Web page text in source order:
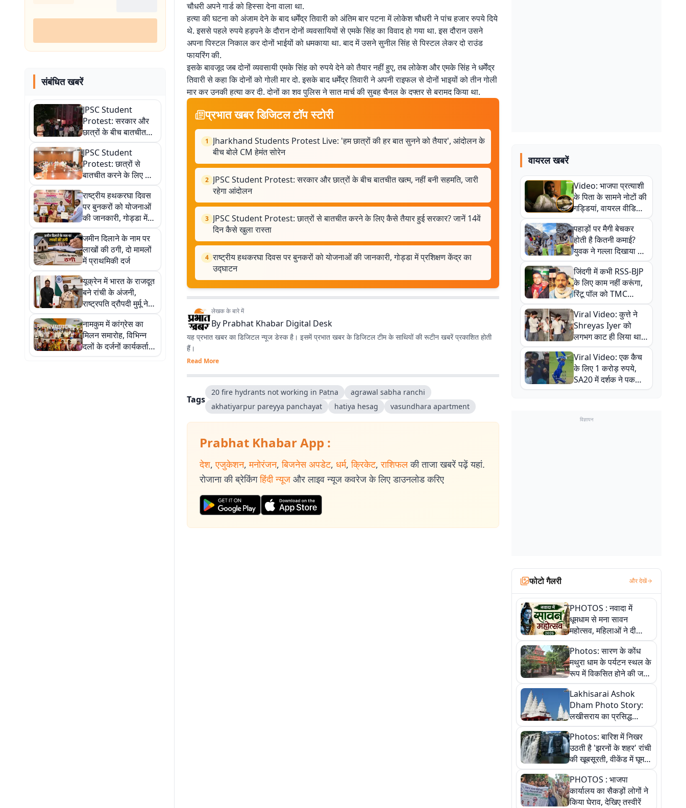
संबंधित खबरें
JPSC Student
Protest: सरकार और
छात्रों के बीच बातचीत
खत्म, नहीं बनी सहमति,
जारी रहेगा आंदोलन
JPSC Student
Protest: छात्रों से
बातचीत करने के लिए कैसे
तैयार हुई सरकार? जानें
14वें दिन कैसे खुला रास्ता
राष्ट्रीय हथकरघा दिवस
पर बुनकरों को योजनाओं
की जानकारी, गोड्डा में
प्रशिक्षण केंद्र का
उद्घाटन
जमीन दिलाने के नाम पर
लाखों की ठगी, दो मामलों
में प्राथमिकी दर्ज
यूक्रेन में भारत के राजदूत
बने रांची के अंजनी,
राष्ट्रपति द्रौपदी मुर्मू ने
सौंपा नियुक्ति पत्र
नामकुम में कांग्रेस का
मिलन समारोह, विभिन्न
दलों के दर्जनों कार्यकर्ता
पार्टी में शामिल
चौधरी अपने गार्ड को हिस्सा देना वाला था.
हत्या की घटना को अंजाम देने के बाद धर्मेंद्र तिवारी को अंतिम बार पटना में लोकेश चौधरी ने पांच हजार रुपये दिये
थे. इससे पहले रुपये हड़पने के दौरान दोनों व्यवसायियों से एमके सिंह का विवाद हाे गया था. इस दौरान उसने
अपना पिस्टल निकाल कर दोनों भाईयों को धमकाया था. बाद में उसने सुनील सिंह से पिस्टल लेकर दो राउंड
फायरिंग की.
इसके बावजूद जब दोनों व्यवसायी एमके सिंह को रुपये देने को तैयार नहीं हुए, तब लोकेश और एमके सिंह ने धर्मेंद्र
तिवारी से कहा कि दोनों को गोली मार दो. इसके बाद धर्मेंद्र तिवारी ने अपनी राइफल से दोनों भाइयों को तीन गोली
मार कर उनकी हत्या कर दी. दोनों का शव पुलिस ने सात मार्च की सुबह चैनल के दफ्तर से बरामद किया था.
प्रभात खबर डिजिटल टॉप स्टोरी
1
Jharkhand Students Protest Live: 'हम छात्रों की हर बात सुनने को तैयार', आंदोलन के
बीच बोले CM हेमंत सोरेन
2 JPSC Student Protest: सरकार और छात्रों के बीच बातचीत खत्म, नहीं बनी सहमति, जारी
रहेगा आंदोलन
3 JPSC Student Protest: छात्रों से बातचीत करने के लिए कैसे तैयार हुई सरकार? जानें 14वें
दिन कैसे खुला रास्ता
4 राष्ट्रीय हथकरघा दिवस पर बुनकरों को योजनाओं की जानकारी, गोड्डा में प्रशिक्षण केंद्र का
उद्घाटन
लेखक के बारे में
By Prabhat Khabar Digital Desk
यह प्रभात खबर का डिजिटल न्यूज डेस्क है। इसमें प्रभात खबर के डिजिटल टीम के साथियों की रूटीन खबरें प्रकाशित होती
हैं।
Read More
Tags
20 fire hydrants not working in Patna
agrawal sabha ranchi
akhatiyarpur pareyya panchayat
hatiya hesag vasundhara apartment
Prabhat Khabar App :
देश, एजुकेशन, मनोरंजन, बिजनेस अपडेट, धर्म, क्रिकेट, राशिफल की ताजा खबरें पढ़ें यहां.
रोजाना की ब्रेकिंग हिंदी न्यूज और लाइव न्यूज कवरेज के लिए डाउनलोड करिए
वायरल खबरें
Video: भाजपा प्रत्याशी
के पिता के सामने नोटों की
गड्डियां, वायरल वीडियो
से राजनीति में उबाल,
अजित महतो बोले- TMC
की गंदी चाल
पहाड़ों पर मैगी बेचकर
होती है कितनी कमाई?
युवक ने गल्ला दिखाया तो
नौकरी वालों के खड़े हो गए
कान
जिंदगी में कभी RSS-BJP
के लिए काम नहीं करूंगा,
रिंटू पॉल को TMC
ऑफिस में ले जाकर पीटा,
Video वायरल
Viral Video: कुत्ते ने
Shreyas Iyer को
लगभग काट ही लिया था,
न्यूजीलैंड सीरीज से पहले
बाल-बाल बचे
Viral Video: एक कैच
के लिए 1 करोड़ रुपये,
SA20 में दर्शक ने पकड़ा
एक हाथ से गजब का कैच
विज्ञापन
फोटो गैलरी और देखें
PHOTOS : नवादा में
धूमधाम से मना सावन
महोत्सव, महिलाओं ने दी
सांस्कृतिक प्रस्तुतियां
Photos: सारण के कोंध
मथुरा धाम के पर्यटन स्थल के
रूप में विकसित होने की जगी
आस, 9 तस्वीरों में देखें पूरी
कहानी
Lakhisarai Ashok
Dham Photo Story:
लखीसराय का प्रसिद्ध
अशोक धाम—आस्था,
श्रृंगार, अनुष्ठान और
अलौकिक संध्या आरती के
विहंगम दृश्य
Photos: बारिश में निखर
उठती है 'झरनों के शहर' रांची
की खूबसूरती, वीकेंड में घूम
आएं ये 5 वादियां
PHOTOS : भाजपा
कार्यालय का सैकड़ों लोगों ने
किया घेराव, देखिए तस्वीरें